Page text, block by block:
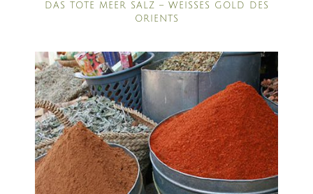
DAS TOTE MEER SALZ – WEISSES GOLD DES O
RIENTS